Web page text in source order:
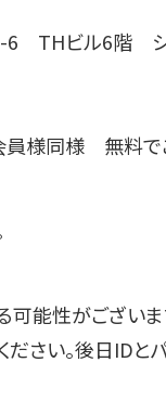
6 THビル6階 シ
様同様 無料で
能性がございま
い。後日IDと